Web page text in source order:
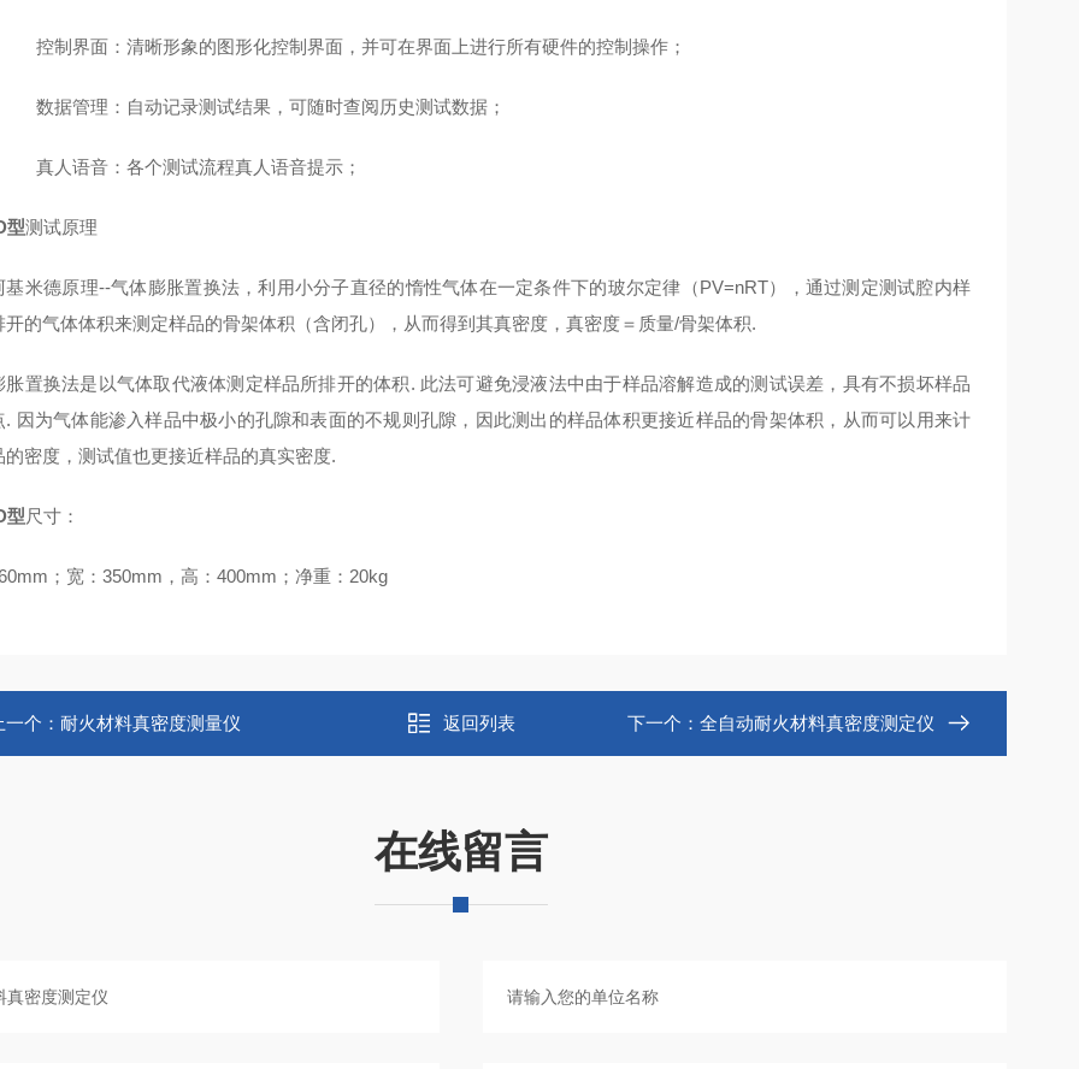
控制界面：清晰形象的图形化控制界面，并可在界面上进行所有硬件的控制操作；
数据管理：自动记录测试结果，可随时查阅历史测试数据；
真人语音：各个测试流程真人语音提示；
型测试原理
基米德原理--气体膨胀置换法，利用小分子直径的惰性气体在一定条件下的玻尔定律（PV=nRT），通过测定测试腔内样
开的气体体积来测定样品的骨架体积（含闭孔），从而得到其真密度，真密度＝质量/骨架体积.
胀置换法是以气体取代液体测定样品所排开的体积. 此法可避免浸液法中由于样品溶解造成的测试误差，具有不损坏样品
. 因为气体能渗入样品中极小的孔隙和表面的不规则孔隙，因此测出的样品体积更接近样品的骨架体积，从而可以用来计
的密度，测试值也更接近样品的真实密度.
型尺寸：
；宽：350mm，高：400mm；净重：20kg
一个： 耐火材料真密度测量仪 返回列表 下一个： 全自动耐火材料真密度测定仪
在线留言